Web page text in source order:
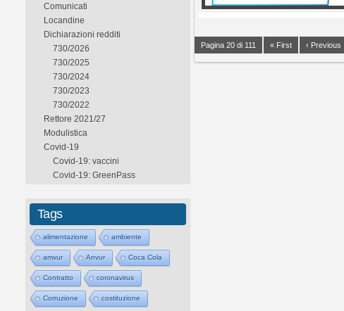
Comunicati
Locandine
Dichiarazioni redditi
730/2026
730/2025
730/2024
730/2023
730/2022
Rettore 2021/27
Modulistica
Covid-19
Covid-19: vaccini
Covid-19: GreenPass
Tags
alimentazione ambiente
amvur Anvur Coca Cola
Contratto coronavirus
Corruzione costituzione
Pagina 20 di 111 « First ‹ Previous